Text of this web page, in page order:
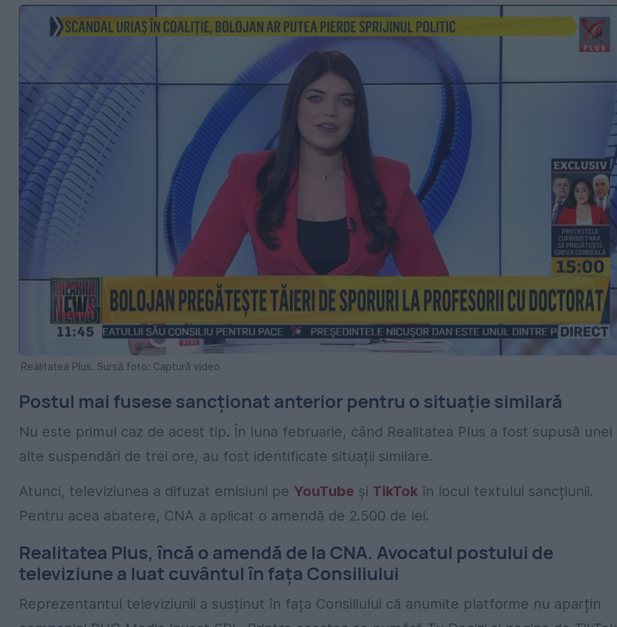
Realitatea Plus. Sursă foto: Captură video
Postul mai fusese sancționat anterior pentru o situație similară
Nu este primul caz de acest tip. În luna februarie, când Realitatea Plus a fost supusă unei
alte suspendări de trei ore, au fost identificate situații similare.
Atunci, televiziunea a difuzat emisiuni pe YouTube și TikTok în locul textului sancțiunii.
Pentru acea abatere, CNA a aplicat o amendă de 2.500 de lei.
Realitatea Plus, încă o amendă de la CNA. Avocatul postului de
televiziune a luat cuvântul în fața Consiliului
Reprezentantul televiziunii a susținut în fața Consiliului că anumite platforme nu aparțin